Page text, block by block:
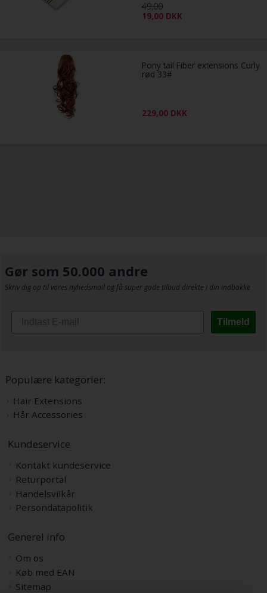
49,00
19,00 DKK
Pony tail Fiber extensions Curly
rød 33#
229,00 DKK
Gør som 50.000 andre
Skriv dig op til vores nyhedsmail og få super gode tilbud direkte i din indbakke
Tilmeld
Populære kategorier:
Hair Extensions
Hår Accessories
Kundeservice
Kontakt kundeservice
Returportal
Handelsvilkår
Persondatapolitik
Generel info
Om os
Køb med EAN
Sitemap